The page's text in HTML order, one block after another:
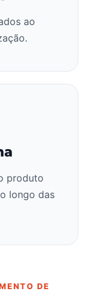
ao
produto
longo das
DE